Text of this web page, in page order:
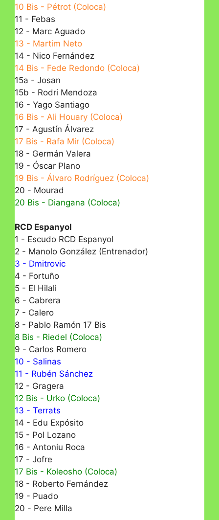
10 Bis - Pétrot (Coloca)
11 - Febas
12 - Marc Aguado
13 - Martim Neto
14 - Nico Fernández
14 Bis - Fede Redondo (Coloca)
15a - Josan
15b - Rodri Mendoza
16 - Yago Santiago
16 Bis - Ali Houary (Coloca)
17 - Agustín Álvarez
17 Bis - Rafa Mir (Coloca)
18 - Germán Valera
19 - Óscar Plano
19 Bis - Álvaro Rodríguez (Coloca)
20 - Mourad
20 Bis - Diangana (Coloca)
RCD Espanyol
1 - Escudo RCD Espanyol
2 - Manolo González (Entrenador)
3 - Dmitrovic
4 - Fortuño
5 - El Hilali
6 - Cabrera
7 - Calero
8 - Pablo Ramón 17 Bis
8 Bis - Riedel (Coloca)
9 - Carlos Romero
10 - Salinas
11 - Rubén Sánchez
12 - Gragera
12 Bis - Urko (Coloca)
13 - Terrats
14 - Edu Expósito
15 - Pol Lozano
16 - Antoniu Roca
17 - Jofre
17 Bis - Koleosho (Coloca)
18 - Roberto Fernández
19 - Puado
20 - Pere Milla